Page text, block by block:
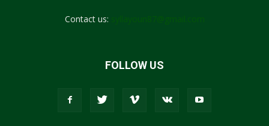
Contact us:
FOLLOW US